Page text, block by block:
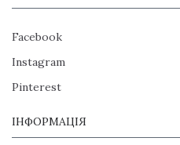
Facebook
Instagram
Pinterest
ІНФОРМАЦІЯ